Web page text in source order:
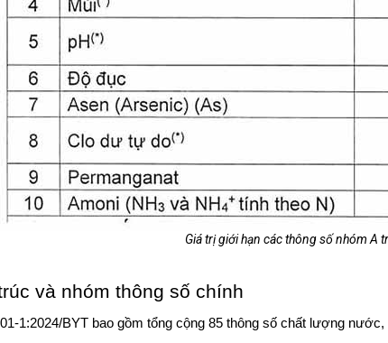
Giá trị giới hạn các thông số nhóm A
và nhóm thông số chính
1:2024/BYT bao gồm tổng cộng 85 thông số chất lượng